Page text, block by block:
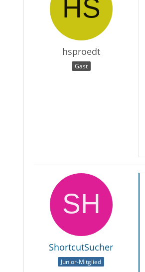
hsproedt
Gast
ShortcutSucher
Junior-Mitglied